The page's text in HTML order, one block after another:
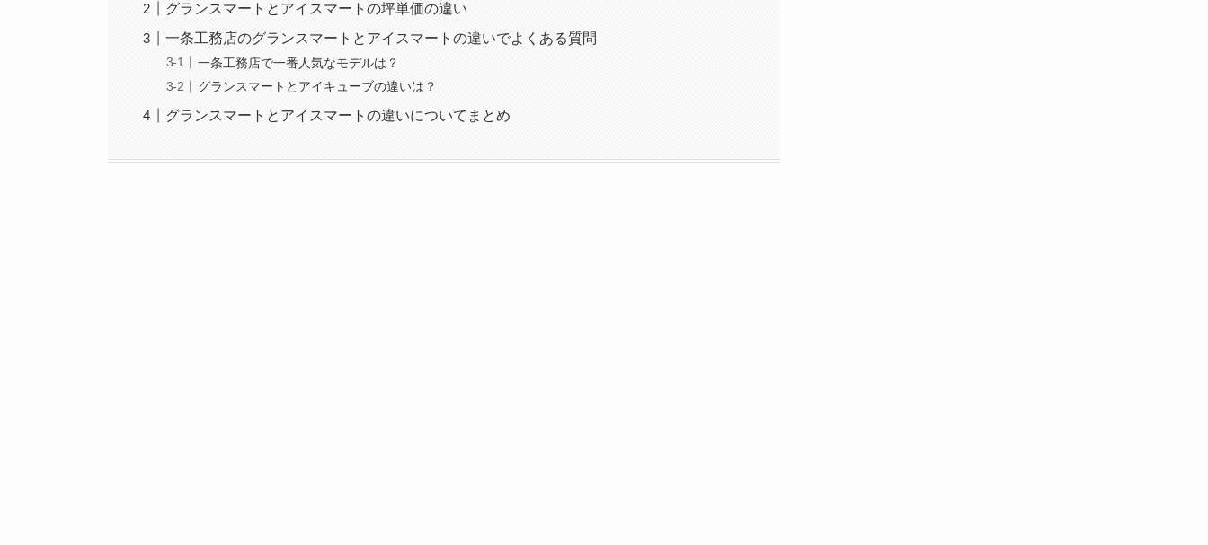
グランスマートとアイスマートの坪単価の違い
一条工務店のグランスマートとアイスマートの違いでよくある質問
一条工務店で一番人気なモデルは？
グランスマートとアイキューブの違いは？
グランスマートとアイスマートの違いについてまとめ